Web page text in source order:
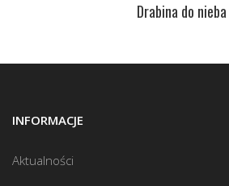
Drabina do nieba
INFORMACJE
Aktualności